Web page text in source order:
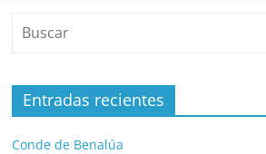
Entradas recientes
Conde de Benalúa